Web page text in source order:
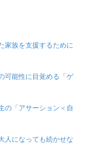
家族を支援するために
可能性に目覚める「ゲ
の「アサーション＜自
人になっても続かせな